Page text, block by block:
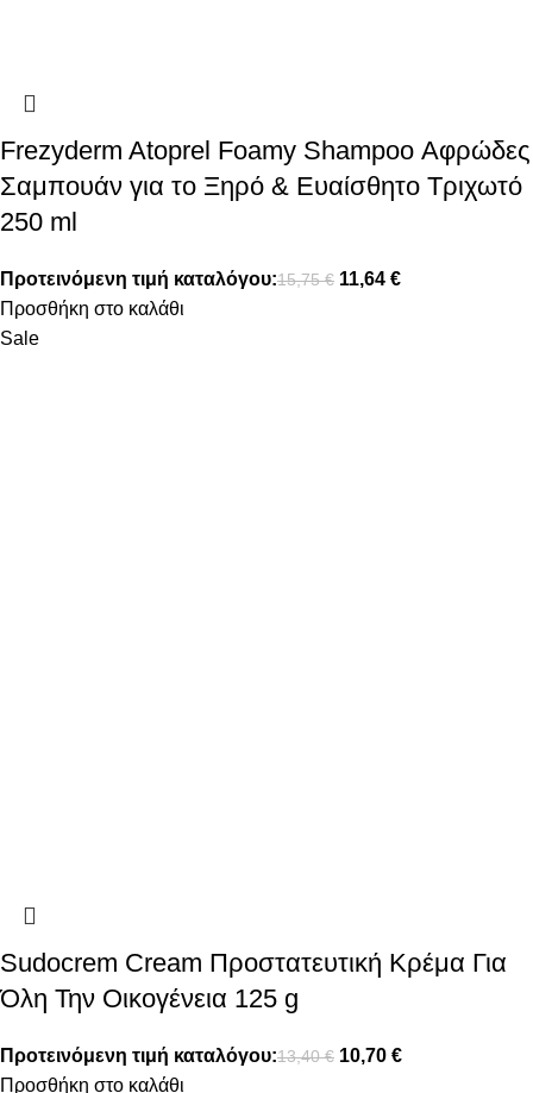
Frezyderm Atoprel Foamy Shampoo Αφρώδες
Σαμπουάν για το Ξηρό & Ευαίσθητο Τριχωτό
250 ml
Προτεινόμενη τιμή καταλόγου:15,75€ 11,64 €
Προσθήκη στο καλάθι
Sale
Sudocrem Cream Προστατευτική Κρέμα Για
Όλη Την Οικογένεια 125 g
Προτεινόμενη τιμή καταλόγου:13,40€ 10,70 €
Προσθήκη στο καλάθι